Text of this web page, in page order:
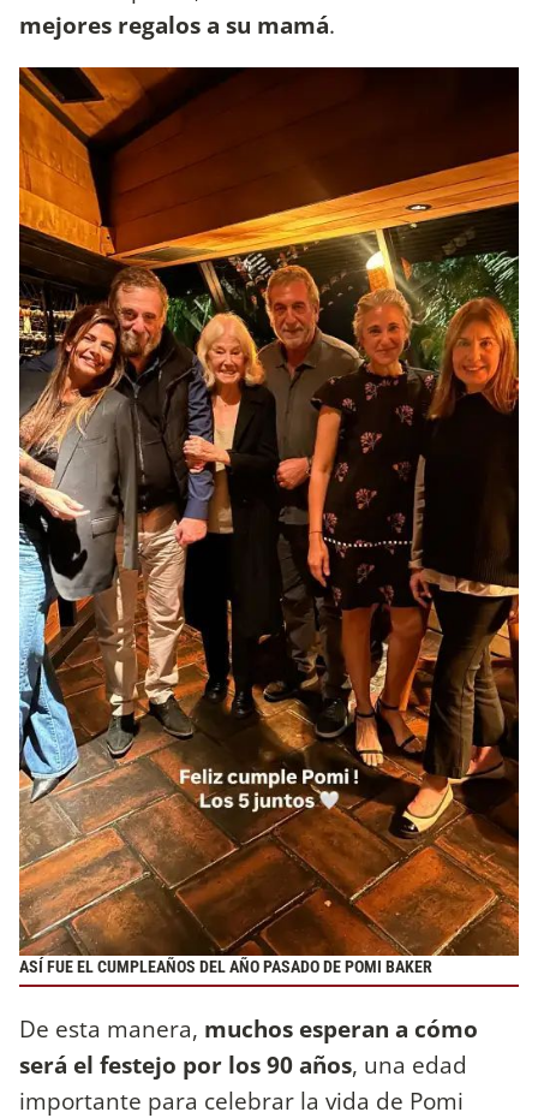
mejores regalos a su mamá.
ASÍ FUE EL CUMPLEAÑOS DEL AÑO PASADO DE POMI BAKER
De esta manera, muchos esperan a cómo
será el festejo por los 90 años, una edad
importante para celebrar la vida de Pomi